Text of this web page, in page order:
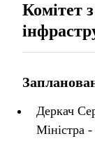
Комітет
Деркач
Міністра